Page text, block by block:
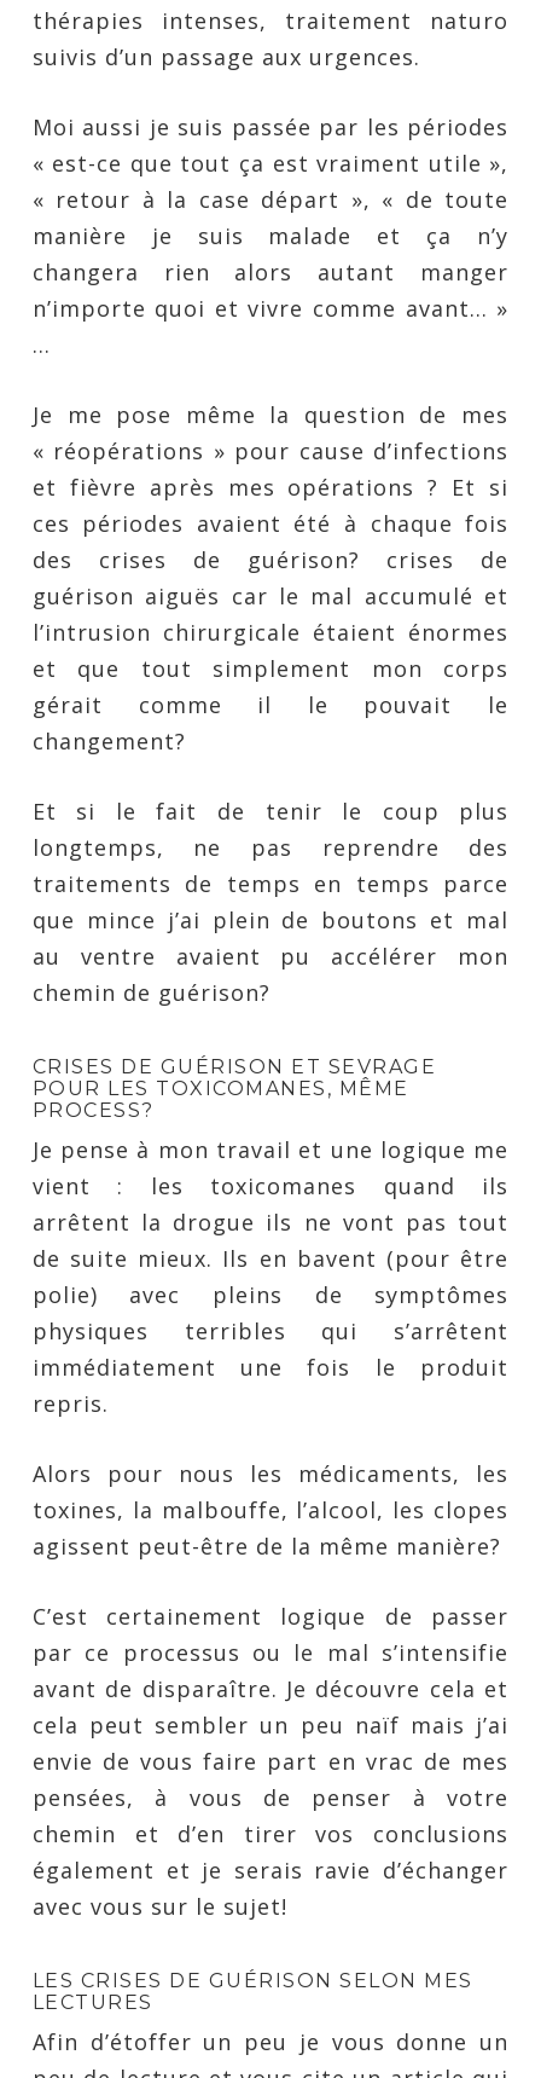
thérapies intenses, traitement naturo
suivis d’un passage aux urgences.
Moi aussi je suis passée par les périodes
« est-ce que tout ça est vraiment utile »,
« retour à la case départ », « de toute
manière je suis malade et ça n’y
changera rien alors autant manger
n’importe quoi et vivre comme avant… »
…
Je me pose même la question de mes
« réopérations » pour cause d’infections
et fièvre après mes opérations ? Et si
ces périodes avaient été à chaque fois
des crises de guérison? crises de
guérison aiguës car le mal accumulé et
l’intrusion chirurgicale étaient énormes
et que tout simplement mon corps
gérait comme il le pouvait le
changement?
Et si le fait de tenir le coup plus
longtemps, ne pas reprendre des
traitements de temps en temps parce
que mince j’ai plein de boutons et mal
au ventre avaient pu accélérer mon
chemin de guérison?
CRISES DE GUÉRISON ET SEVRAGE
POUR LES TOXICOMANES, MÊME
PROCESS?
Je pense à mon travail et une logique me
vient : les toxicomanes quand ils
arrêtent la drogue ils ne vont pas tout
de suite mieux. Ils en bavent (pour être
polie) avec pleins de symptômes
physiques terribles qui s’arrêtent
immédiatement une fois le produit
repris.
Alors pour nous les médicaments, les
toxines, la malbouffe, l’alcool, les clopes
agissent peut-être de la même manière?
C’est certainement logique de passer
par ce processus ou le mal s’intensifie
avant de disparaître. Je découvre cela et
cela peut sembler un peu naïf mais j’ai
envie de vous faire part en vrac de mes
pensées, à vous de penser à votre
chemin et d’en tirer vos conclusions
également et je serais ravie d’échanger
avec vous sur le sujet!
LES CRISES DE GUÉRISON SELON MES
LECTURES
Afin d’étoffer un peu je vous donne un